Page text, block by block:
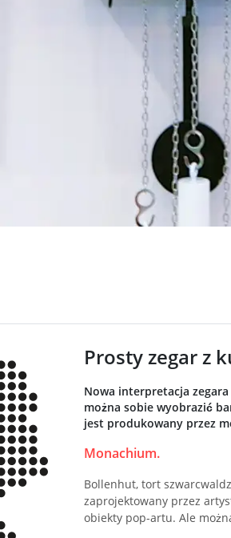
Prosty zegar z
Nowa interpretacja
można sobie wyobrazić
jest produkowany przez
Monachium.
Bollenhut, tort
zaprojektowany przez
obiekty pop-artu. Ale